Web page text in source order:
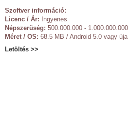
Szoftver információ:
Licenc / Ár: Ingyenes
Népszerűség: 500.000.000 -
Méret / OS: 68.5 MB / Android 5.0 vagy
Letöltés >>